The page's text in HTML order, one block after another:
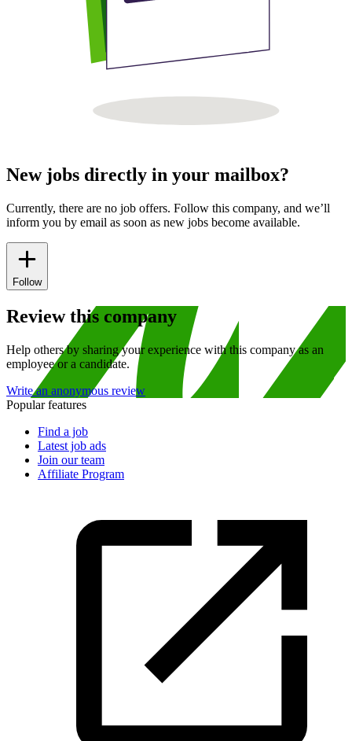
New jobs directly in your mailbox?
Currently, there are no job offers. Follow this company, and we’ll
inform you by email as soon as new jobs become available.
Follow
Review this company
Help others by sharing your experience with this company as an
employee or a candidate.
Write an anonymous review
Popular features
Find a job
Latest job ads
Join our team
Affiliate Program